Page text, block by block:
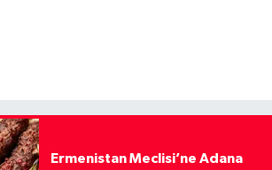
Ermenistan Meclisi’ne Adana